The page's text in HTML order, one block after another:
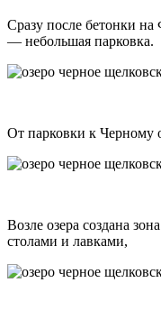
Сразу после бетонки
— небольшая парковка.
От парковки к Черному
Возле озера создана
столами и лавками,